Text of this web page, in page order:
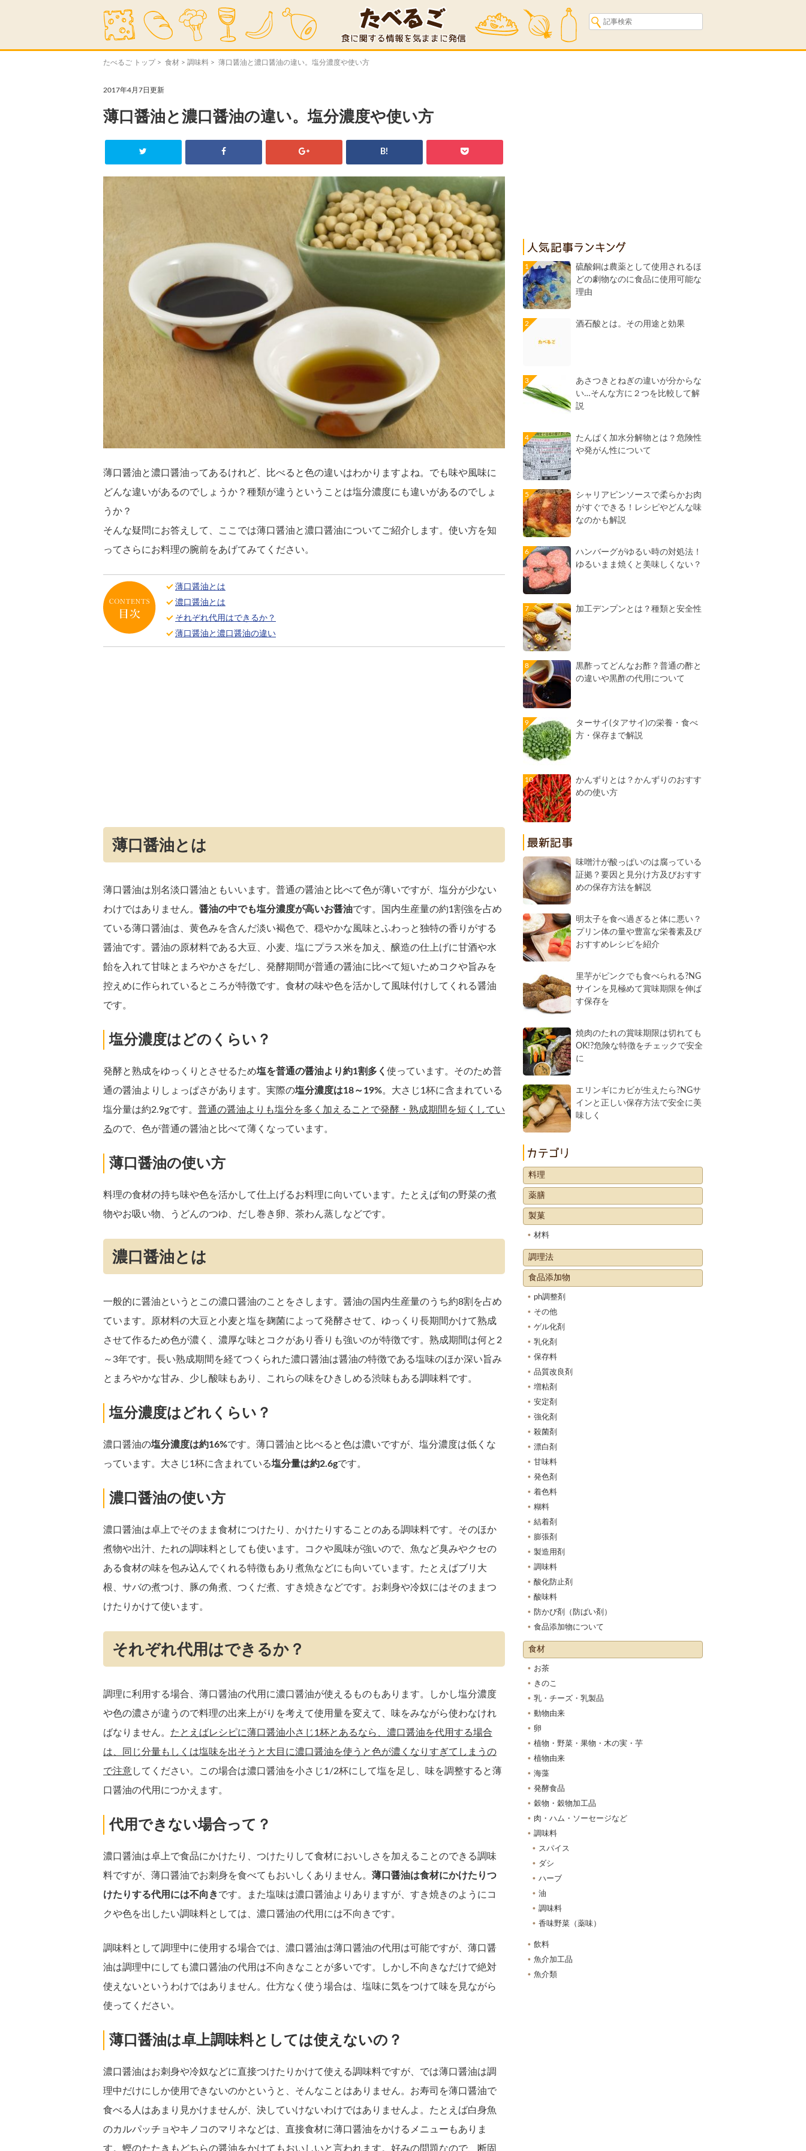
たべるご トップ> 食材 > 調味料 > 薄口醤油と濃口醤油の違い。塩分濃度や使い方
2017年4月7日更新
薄口醤油と濃口醤油の違い。塩分濃度や使い方
B!
薄口醤油と濃口醤油ってあるけれど、比べると色の違いはわかりますよね。でも味や風味に
どんな違いがあるのでしょうか？種類が違うということは塩分濃度にも違いがあるのでしょ
うか？
そんな疑問にお答えして、ここでは薄口醤油と濃口醤油についてご紹介します。使い方を知
ってさらにお料理の腕前をあげてみてください。
薄口醤油とは
濃口醤油とは
それぞれ代用はできるか？
薄口醤油と濃口醤油の違い
薄口醤油とは
薄口醤油は別名淡口醤油ともいいます。普通の醤油と比べて色が薄いですが、塩分が少ない
わけではありません。 醤油の中でも塩分濃度が高いお醤油です。国内生産量の約1割強を占め
ている薄口醤油は、黄色みを含んだ淡い褐色で、穏やかな風味とふわっと独特の香りがする
醤油です。醤油の原材料である大豆、小麦、塩にプラス米を加え、醸造の仕上げに甘酒や水
飴を入れて甘味とまろやかさをだし、発酵期間が普通の醤油に比べて短いためコクや旨みを
控えめに作られているところが特徴です。食材の味や色を活かして風味付けしてくれる醤油
です。
塩分濃度はどのくらい？
発酵と熟成をゆっくりとさせるため塩を普通の醤油より約1割多く 使っています。そのため普
通の醤油よりしょっぱさがあります。実際の塩分濃度は18～19%。大さじ1杯に含まれている
塩分量は約2.9gです。 普通の醤油よりも塩分を多く加えることで発酵・熟成期間を短くしてい
るので、色が普通の醤油と比べて薄くなっています。
薄口醤油の使い方
料理の食材の持ち味や色を活かして仕上げるお料理に向いています。たとえば旬の野菜の煮
物やお吸い物、うどんのつゆ、だし巻き卵、茶わん蒸しなどです。
濃口醤油とは
一般的に醤油というとこの濃口醤油のことをさします。醤油の国内生産量のうち約8割を占め
ています。原材料の大豆と小麦と塩を麹菌によって発酵させて、ゆっくり長期間かけて熟成
させて作るため色が濃く、濃厚な味とコクがあり香りも強いのが特徴です。熟成期間は何と2
～3年です。長い熟成期間を経てつくられた濃口醤油は醤油の特徴である塩味のほか深い旨み
とまろやかな甘み、少し酸味もあり、これらの味をひきしめる渋味もある調味料です。
塩分濃度はどれくらい？
濃口醤油の塩分濃度は約16%です。薄口醤油と比べると色は濃いですが、塩分濃度は低くな
っています。大さじ1杯に含まれている塩分量は約2.6gです。
濃口醤油の使い方
濃口醤油は卓上でそのまま食材につけたり、かけたりすることのある調味料です。そのほか
煮物や出汁、たれの調味料としても使います。コクや風味が強いので、魚など臭みやクセの
ある食材の味を包み込んでくれる特徴もあり煮魚などにも向いています。たとえばブリ大
根、サバの煮つけ、豚の角煮、つくだ煮、すき焼きなどです。お刺身や冷奴にはそのままつ
けたりかけて使います。
それぞれ代用はできるか？
調理に利用する場合、薄口醤油の代用に濃口醤油が使えるものもあります。しかし塩分濃度
や色の濃さが違うので料理の出来上がりを考えて使用量を変えて、味をみながら使わなけれ
ばなりません。 たとえばレシピに薄口醤油小さじ1杯とあるなら、濃口醤油を代用する場合
は、同じ分量もしくは塩味を出そうと大目に濃口醤油を使うと色が濃くなりすぎてしまうの
で注意してください。この場合は濃口醤油を小さじ1/2杯にして塩を足し、味を調整すると薄
口醤油の代用につかえます。
代用できない場合って？
濃口醤油は卓上で食品にかけたり、つけたりして食材においしさを加えることのできる調味
料ですが、薄口醤油でお刺身を食べてもおいしくありません。 薄口醤油は食材にかけたりつ
けたりする代用には不向きです。また塩味は濃口醤油よりありますが、すき焼きのようにコ
クや色を出したい調味料としては、濃口醤油の代用には不向きです。
調味料として調理中に使用する場合では、濃口醤油は薄口醤油の代用は可能ですが、薄口醤
油は調理中にしても濃口醤油の代用は不向きなことが多いです。しかし不向きなだけで絶対
使えないというわけではありません。仕方なく使う場合は、塩味に気をつけて味を見ながら
使ってください。
薄口醤油は卓上調味料としては使えないの？
濃口醤油はお刺身や冷奴などに直接つけたりかけて使える調味料ですが、では薄口醤油は調
理中だけにしか使用できないのかというと、そんなことはありません。お寿司を薄口醤油で
食べる人はあまり見かけませんが、決していけないわけではありませんよ。たとえば白身魚
のカルパッチョやキノコのマリネなどは、直接食材に薄口醤油をかけるメニューもありま
す。鰹のたたきもどちらの醤油をかけてもおいしいと言われます。好みの問題なので、断固
硫酸銅は農薬として使用されるほ
どの劇物なのに食品に使用可能な
理由
酒石酸とは。その用途と効果
あさつきとねぎの違いが分からな
い…そんな方に２つを比較して解
説
たんぱく加水分解物とは？危険性
や発がん性について
シャリアピンソースで柔らかお肉
がすぐできる！レシピやどんな味
なのかも解説
ハンバーグがゆるい時の対処法！
ゆるいまま焼くと美味しくない？
加工デンプンとは？種類と安全性
黒酢ってどんなお酢？普通の酢と
の違いや黒酢の代用について
ターサイ(タアサイ)の栄養・食べ
方・保存まで解説
かんずりとは？かんずりのおすす
めの使い方
味噌汁が酸っぱいのは腐っている
証拠？要因と見分け方及びおすす
めの保存方法を解説
明太子を食べ過ぎると体に悪い？
プリン体の量や豊富な栄養素及び
おすすめレシピを紹介
里芋がピンクでも食べられる?NG
サインを見極めて賞味期限を伸ば
す保存を
焼肉のたれの賞味期限は切れても
OK!?危険な特徴をチェックで安全
に
エリンギにカビが生えたら?NGサ
インと正しい保存方法で安全に美
味しく
料理
薬膳
製菓
材料
調理法
食品添加物
ph調整剤
その他
ゲル化剤
乳化剤
保存料
品質改良剤
増粘剤
安定剤
強化剤
殺菌剤
漂白剤
甘味料
発色剤
着色料
糊料
結着剤
膨張剤
製造用剤
調味料
酸化防止剤
酸味料
防かび剤（防ばい剤）
食品添加物について
食材
お茶
きのこ
乳・チーズ・乳製品
動物由来
卵
植物・野菜・果物・木の実・芋
植物由来
海藻
発酵食品
穀物・穀物加工品
肉・ハム・ソーセージなど
調味料
スパイス
ダシ
ハーブ
油
調味料
香味野菜（薬味）
飲料
魚介加工品
魚介類